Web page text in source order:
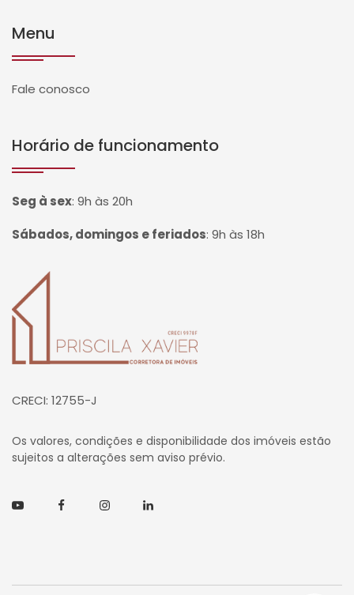
Menu
Fale conosco
Horário de funcionamento
Seg à sex: 9h às 20h
Sábados, domingos e feriados: 9h às 18h
Página inicial
CRECI: 12755-J
Os valores, condições e disponibilidade dos imóveis estão
sujeitos a alterações sem aviso prévio.
YoutubeFacebookInstagramLinkedin